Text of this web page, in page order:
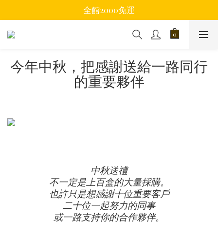
全館2000免運
今年中秋，把感謝送給一路同行
的重要夥伴
中秋送禮
不一定是上百盒的大量採購。
也許只是想感謝十位重要客戶
二十位一起努力的同事
或一路支持你的合作夥伴。